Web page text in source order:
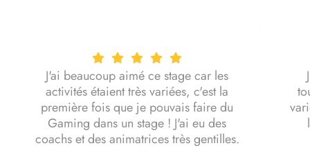
J'ai beaucoup aimé ce stage car les
activités étaient très variées, c'est la
première fois que je pouvais faire du
Gaming dans un stage ! J'ai eu des
coachs et des animatrices très gentilles.